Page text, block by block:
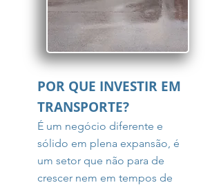
POR QUE INVESTIR EM
TRANSPORTE?
É um negócio diferente e
sólido em plena expansão, é
um setor que não para de
crescer nem em tempos de